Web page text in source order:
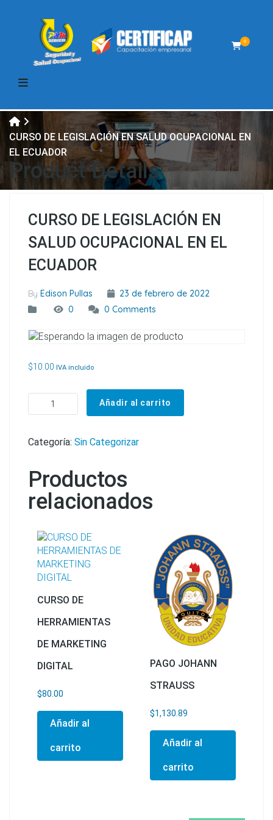
0
CURSO DE LEGISLACIÓN EN SALUD OCUPACIONAL EN
EL ECUADOR
Product Details
CURSO DE LEGISLACIÓN EN
SALUD OCUPACIONAL EN EL
ECUADOR
By Edison Pullas
23 de febrero de 2022
0
0 Comments
$10.00 IVA incluido
Añadir al carrito
Categoría: Sin Categorizar
Productos
relacionados
CURSO DE
HERRAMIENTAS
DE MARKETING
DIGITAL
$80.00
Añadir al
carrito
PAGO JOHANN
STRAUSS
$1,130.89
Añadir al
carrito